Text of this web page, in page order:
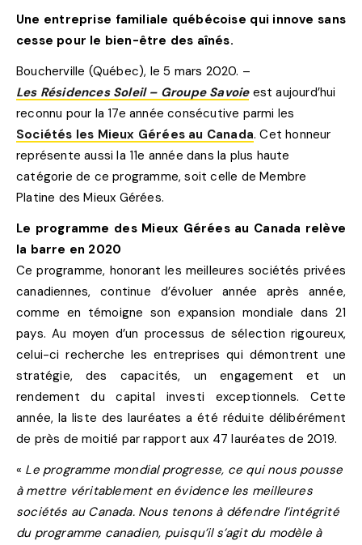
Une entreprise familiale québécoise qui innove sans
cesse pour le bien-être des aînés.
Boucherville (Québec), le 5 mars 2020. –
Les Résidences Soleil – Groupe Savoieest aujourd’hui
reconnu pour la 17e année consécutive parmi les
Sociétés les Mieux Gérées au Canada. Cet honneur
représente aussi la 11e année dans la plus haute
catégorie de ce programme, soit celle de Membre
Platine des Mieux Gérées.
Le programme des Mieux Gérées au Canada relève
la barre en 2020
Ce programme, honorant les meilleures sociétés privées
canadiennes, continue d’évoluer année après année,
comme en témoigne son expansion mondiale dans 21
pays. Au moyen d’un processus de sélection rigoureux,
celui-ci recherche les entreprises qui démontrent une
stratégie, des capacités, un engagement et un
rendement du capital investi exceptionnels. Cette
année, la liste des lauréates a été réduite délibérément
de près de moitié par rapport aux 47 lauréates de 2019.
« Le programme mondial progresse, ce qui nous pousse
à mettre véritablement en évidence les meilleures
sociétés au Canada. Nous tenons à défendre l’intégrité
du programme canadien, puisqu’il s’agit du modèle à